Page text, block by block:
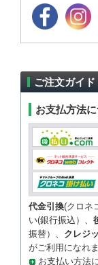
ご注文ガイド
お支払方法
代金引換(クロネ
い(銀行振込）、
振替）、 クレジ
がご利用になれま
お支払い方法